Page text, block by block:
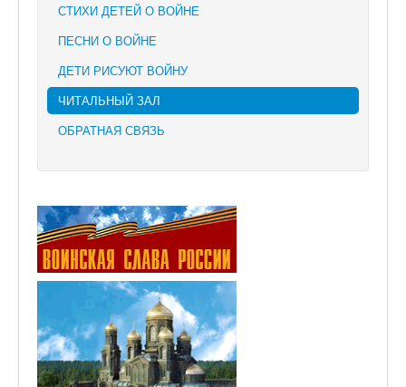
СТИХИ ДЕТЕЙ О ВОЙНЕ
ПЕСНИ О ВОЙНЕ
ДЕТИ РИСУЮТ ВОЙНУ
ЧИТАЛЬНЫЙ ЗАЛ
ОБРАТНАЯ СВЯЗЬ